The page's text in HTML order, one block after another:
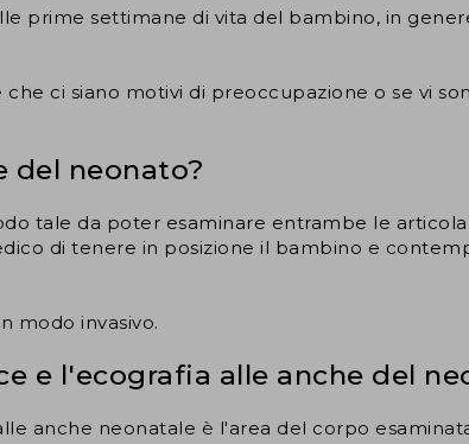
prime settimane di vita del bambino, in
ci siano motivi di preoccupazione o se vi
del neonato?
tale da poter esaminare entrambe le
di tenere in posizione il bambino e
modo invasivo.
e l'ecografia alle anche del
anche neonatale è l'area del corpo